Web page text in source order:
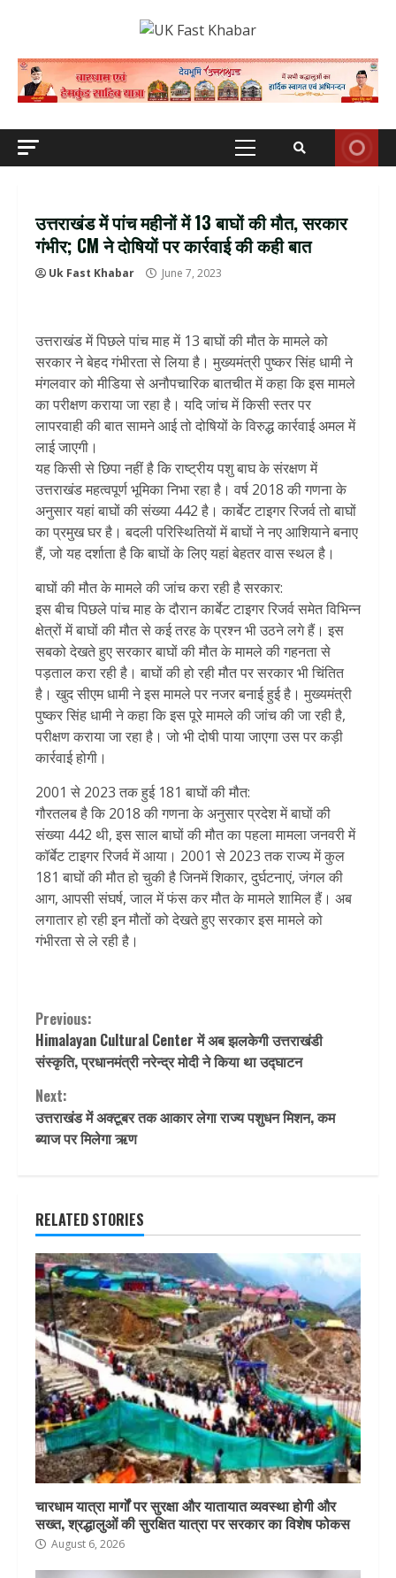
Primary
उत्तराखंड में पांच महीनों में 13 बाघों की मौत, सरकार
गंभीर; CM ने दोषियों पर कार्रवाई की कही बात
Uk Fast Khabar June 7, 2023
उत्तराखंड में पिछले पांच माह में 13 बाघों की मौत के मामले को
सरकार ने बेहद गंभीरता से लिया है। मुख्यमंत्री पुष्कर सिंह धामी ने
मंगलवार को मीडिया से अनौपचारिक बातचीत में कहा कि इस मामले
का परीक्षण कराया जा रहा है। यदि जांच में किसी स्तर पर
लापरवाही की बात सामने आई तो दोषियों के विरुद्ध कार्रवाई अमल में
लाई जाएगी।
यह किसी से छिपा नहीं है कि राष्ट्रीय पशु बाघ के संरक्षण में
उत्तराखंड महत्वपूर्ण भूमिका निभा रहा है। वर्ष 2018 की गणना के
अनुसार यहां बाघों की संख्या 442 है। कार्बेट टाइगर रिजर्व तो बाघों
का प्रमुख घर है। बदली परिस्थितियों में बाघों ने नए आशियाने बनाए
हैं, जो यह दर्शाता है कि बाघों के लिए यहां बेहतर वास स्थल है।
बाघों की मौत के मामले की जांच करा रही है सरकार:
इस बीच पिछले पांच माह के दौरान कार्बेट टाइगर रिजर्व समेत विभिन्न
क्षेत्रों में बाघों की मौत से कई तरह के प्रश्न भी उठने लगे हैं। इस
सबको देखते हुए सरकार बाघों की मौत के मामले की गहनता से
पड़ताल करा रही है। बाघों की हो रही मौत पर सरकार भी चिंतित
है। खुद सीएम धामी ने इस मामले पर नजर बनाई हुई है। मुख्यमंत्री
पुष्कर सिंह धामी ने कहा कि इस पूरे मामले की जांच की जा रही है,
परीक्षण कराया जा रहा है। जो भी दोषी पाया जाएगा उस पर कड़ी
कार्रवाई होगी।
2001 से 2023 तक हुई 181 बाघों की मौत:
गौरतलब है कि 2018 की गणना के अनुसार प्रदेश में बाघों की
संख्या 442 थी, इस साल बाघों की मौत का पहला मामला जनवरी में
कॉर्बेट टाइगर रिजर्व में आया। 2001 से 2023 तक राज्य में कुल
181 बाघों की मौत हो चुकी है जिनमें शिकार, दुर्घटनाएं, जंगल की
आग, आपसी संघर्ष, जाल में फंस कर मौत के मामले शामिल हैं। अब
लगातार हो रही इन मौतों को देखते हुए सरकार इस मामले को
गंभीरता से ले रही है।
Continue
Reading
Previous:
Himalayan Cultural Center में अब झलकेगी उत्तराखंडी
संस्कृति, प्रधानमंत्री नरेन्द्र मोदी ने किया था उद्घाटन
Next:
उत्तराखंड में अक्टूबर तक आकार लेगा राज्य पशुधन मिशन, कम
ब्याज पर मिलेगा ऋण
RELATED STORIES
चारधाम यात्रा मार्गों पर सुरक्षा और यातायात व्यवस्था होगी और
सख्त, श्रद्धालुओं की सुरक्षित यात्रा पर सरकार का विशेष फोकस
August 6, 2026